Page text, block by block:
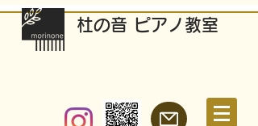
​杜の音 ピアノ教室